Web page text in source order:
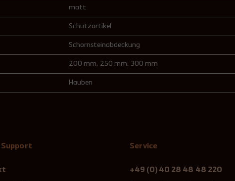
matt
Schutzartikel
Schornsteinabdeckung
200 mm, 250 mm, 300 mm
Hauben
Support Service
+49 (0) 40 28 48 48 220